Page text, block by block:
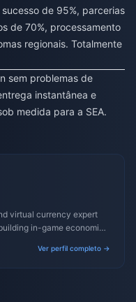
de 95%, parcerias
de 70%, processamento
regionais. Totalmente
sem problemas de
instantânea e
medida para a SEA.
virtual currency expert
in-game economies
Ver perfil completo →